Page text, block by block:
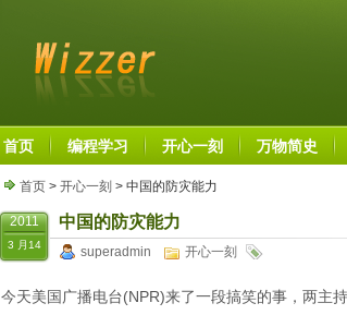
首页 编程学习 开心一刻 万物简史
首页 > 开心一刻 > 中国的防灾能力
2011
3 月14
中国的防灾能力
superadmin 开心一刻
今天美国广播电台(NPR)来了一段搞笑的事，两主